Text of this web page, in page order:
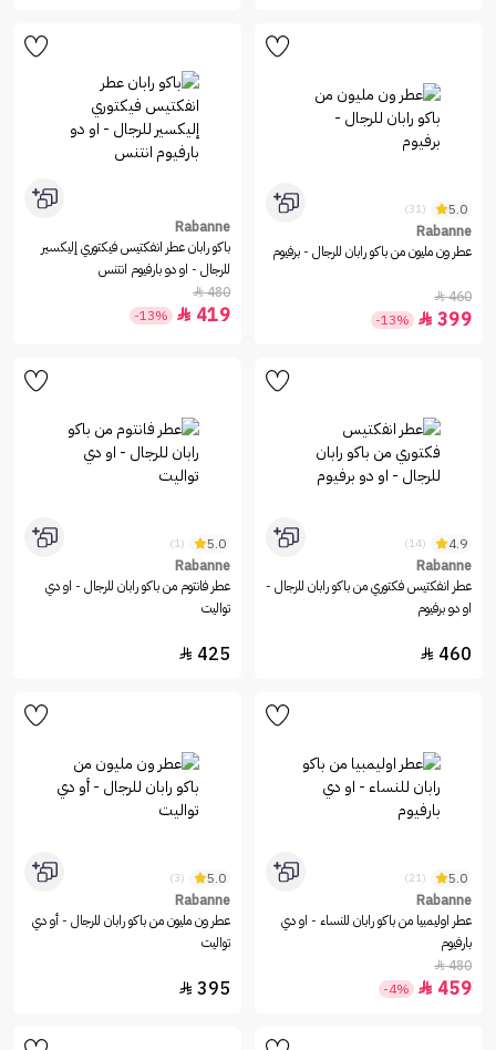
5.0
(31)
Rabanne
عطر ون مليون من باكو رابان للرجال - برفيوم
460

399

-13%
Rabanne
باكو رابان عطر انفكتيس فيكتوري إليكسير
للرجال - او دو بارفيوم انتنس
480

419

-13%
4.9
(14)
Rabanne
عطر انفكتيس فكتوري من باكو رابان للرجال -
او دو برفيوم
460

5.0
(1)
Rabanne
عطر فانتوم من باكو رابان للرجال - او دي
تواليت
425

5.0
(21)
Rabanne
عطر اوليمبيا من باكو رابان للنساء - او دي
بارفيوم
480

459

-4%
5.0
(3)
Rabanne
عطر ون مليون من باكو رابان للرجال - أو دي
تواليت
395
